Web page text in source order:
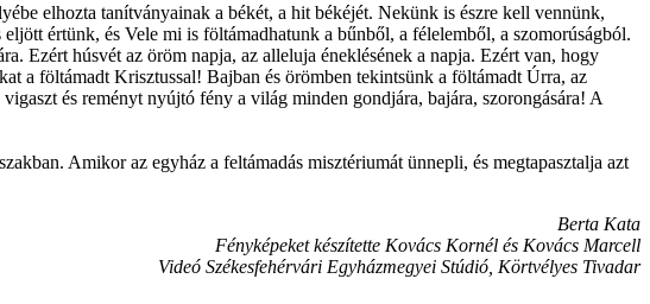
elhozta tanítványainak a békét, a hit békéjét. Nekünk is észre kell vennünk,
értünk, és Vele mi is föltámadhatunk a bűnből, a félelemből, a szomorúságból.
Ezért húsvét az öröm napja, az alleluja éneklésének a napja. Ezért van, hogy
a föltámadt Krisztussal! Bajban és örömben tekintsünk a föltámadt Úrra, az
és reményt nyújtó fény a világ minden gondjára, bajára, szorongására! A
Amikor az egyház a feltámadás misztériumát ünnepli, és megtapasztalja azt
Berta Kata
Fényképeket készítette Kovács Kornél és Kovács Marcell
Videó Székesfehérvári Egyházmegyei Stúdió, Körtvélyes Tivadar